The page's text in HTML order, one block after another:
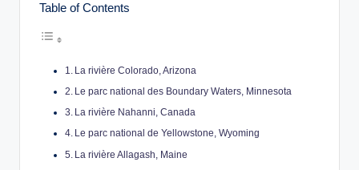
Table of Contents
La rivière Colorado, Arizona
Le parc national des Boundary Waters, Minnesota
La rivière Nahanni, Canada
Le parc national de Yellowstone, Wyoming
La rivière Allagash, Maine